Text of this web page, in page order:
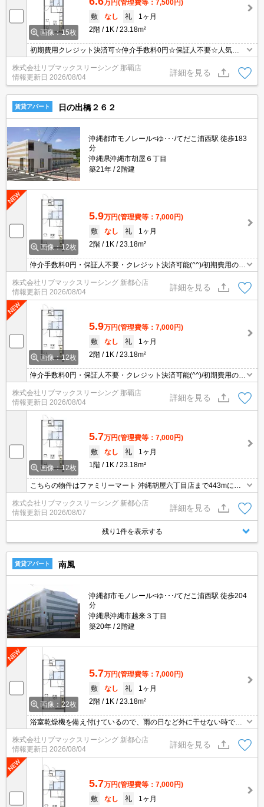
画像：15枚
万円(管理費等：7,500円)
敷
なし 礼
1ヶ月
2階
1K 23.18m²
初期費用クレジット決済可☆仲介手数料0円☆保証人不要☆人気の
家具・家電付き
株式会社リブマックスリーシング 那覇店
情報更新日 2026/08/04
詳細を見る
賃貸アパート 日の出橋２６２
沖縄都市モノレール<ゆ･･･/てだこ浦西駅 徒歩183
分
沖縄県沖縄市胡屋６丁目
築21年
2階建
画像：12枚
5.9万円(管理費等：7,000円)
敷
なし 礼
1ヶ月
2階
1K 23.18m²
仲介手数料0円・保証人不要・クレジット決済可能(^^)/初期費用の分
割支払いサービスあり♫（審査がございますので、スタッフまでお
問い合わせください）
株式会社リブマックスリーシング 新都心店
情報更新日 2026/08/04
詳細を見る
画像：12枚
5.9万円(管理費等：7,000円)
敷
なし 礼
1ヶ月
2階
1K 23.18m²
仲介手数料0円・保証人不要・クレジット決済可能(^^)/初期費用の分
割支払いサービスあり♫（審査がございますので、スタッフまでお
問い合わせください）
株式会社リブマックスリーシング 那覇店
情報更新日 2026/08/04
詳細を見る
画像：12枚
5.7万円(管理費等：7,000円)
敷
なし 礼
1ヶ月
1階
1K 23.18m²
こちらの物件はファミリーマート 沖縄胡屋六丁目店まで443mにあ
ります。知らない人が来た時でも玄関を開ける必要がなくなるモニ
ター付きインターホンを備えております。梅雨や花粉など洗濯物を
外干しできない時期でも、効率よくカラッと乾かせる浴室乾燥機が
付いております。
株式会社リブマックスリーシング 新都心店
情報更新日 2026/08/07
詳細を見る
残り1件を表示する
賃貸アパート 南風
沖縄都市モノレール<ゆ･･･/てだこ浦西駅 徒歩204
分
沖縄県沖縄市越来３丁目
築20年
2階建
画像：22枚
5.7万円(管理費等：7,000円)
敷
なし 礼
1ヶ月
2階
1K 23.18m²
浴室乾燥機を備え付けているので、雨の日など外に干せない時でも
部屋干し特有の臭いを防げます。荷物を注文する時に時間を気にし
なくてよくなる宅配ボックスが共用部に付いています。玄関先まで
覗き穴を覗きに行かなくてもインターホン越しに誰が来たのかを確
認できるので防犯対策につながります。
株式会社リブマックスリーシング 新都心店
情報更新日 2026/08/04
詳細を見る
5.7万円(管理費等：7,000円)
敷
なし 礼
1ヶ月